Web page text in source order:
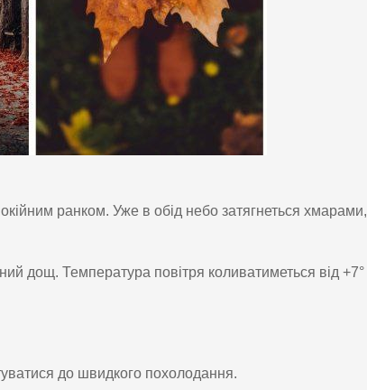
ранком. Уже в обід небо затягнеться хмарами,
дощ. Температура повітря коливатиметься від +7°
до швидкого похолодання.